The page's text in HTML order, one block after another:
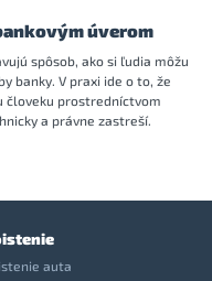
úverom
spôsob, ako si ľudia môžu
banky. V praxi ide o to, že
človeku prostredníctvom
a právne zastreší.
auta